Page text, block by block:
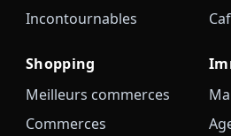
Incontournables
Shopping
Meilleurs commerces
Commerces